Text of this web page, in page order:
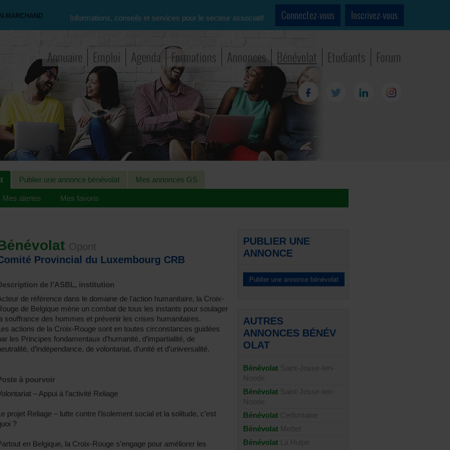
MARCHAND Informations, conseils et services pour le secteur associatif Connectez-vous Inscrivez-vous
Annuaire Emploi Agenda Formations Annonces Bénévolat Etudiants Forum
Publier une annonce bénévolat Mes annonces GS
Mes alertes Mes favoris
Opont
Provincial du Luxembourg CRB
de l’ASBL, institution
de référence dans le domaine de l'action humanitaire, la Croix-
de Belgique mène un combat de tous les instants pour soulager
souffrance des hommes et prévenir les crises humanitaires.
actions de la Croix-Rouge sont en toutes circonstances guidées
les Principes fondamentaux d’humanité, d’impartialité, de
d’indépendance, de volontariat, d’unité et d’universalité.
à pourvoir
– Appui à l’activité Reliage
projet Reliage – lutte contre l’isolement social et la solitude, c’est
?
en Belgique, la Croix-Rouge s’engage pour améliorer les
PUBLIER UNE
ANNONCE
AUTRES
ANNONCES BÉNÉV
OLAT
Bénévolat
Bénévolat
Bénévolat
Bénévolat
Bénévolat